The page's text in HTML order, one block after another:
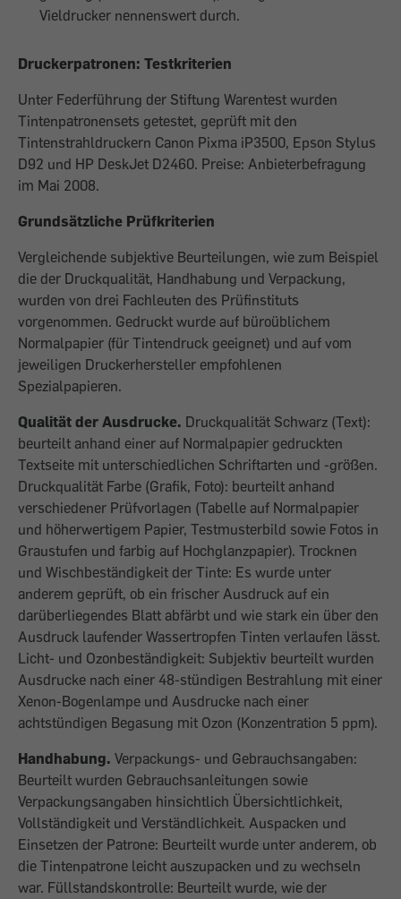
Vieldrucker nennenswert durch.
Druckerpatronen: Testkriterien
Unter Federführung der Stiftung Warentest wurden
Tintenpatronensets getestet, geprüft mit den
Tintenstrahldruckern Canon Pixma iP3500, Epson Stylus
D92 und HP DeskJet D2460. Preise: Anbieterbefragung
im Mai 2008.
Grundsätzliche Prüfkriterien
Vergleichende subjektive Beurteilungen, wie zum Beispiel
die der Druckqualität, Handhabung und Verpackung,
wurden von drei Fachleuten des Prüfinstituts
vorgenommen. Gedruckt wurde auf büroüblichem
Normalpapier (für Tintendruck geeignet) und auf vom
jeweiligen Druckerhersteller empfohlenen
Spezialpapieren.
Qualität der Ausdrucke. Druckqualität Schwarz (Text):
beurteilt anhand einer auf Normalpapier gedruckten
Textseite mit unterschiedlichen Schriftarten und -größen.
Druckqualität Farbe (Grafik, Foto): beurteilt anhand
verschiedener Prüfvorlagen (Tabelle auf Normalpapier
und höherwertigem Papier, Testmusterbild sowie Fotos in
Graustufen und farbig auf Hochglanzpapier). Trocknen
und Wischbeständigkeit der Tinte: Es wurde unter
anderem geprüft, ob ein frischer Ausdruck auf ein
darüberliegendes Blatt abfärbt und wie stark ein über den
Ausdruck laufender Wassertropfen Tinten verlaufen lässt.
Licht- und Ozonbeständigkeit: Subjektiv beurteilt wurden
Ausdrucke nach einer 48-stündigen Bestrahlung mit einer
Xenon-Bogenlampe und Ausdrucke nach einer
achtstündigen Begasung mit Ozon (Konzentration 5 ppm).
Handhabung. Verpackungs- und Gebrauchsangaben:
Beurteilt wurden Gebrauchsanleitungen sowie
Verpackungsangaben hinsichtlich Übersichtlichkeit,
Vollständigkeit und Verständlichkeit. Auspacken und
Einsetzen der Patrone: Beurteilt wurde unter anderem, ob
die Tintenpatrone leicht auszupacken und zu wechseln
war. Füllstandskontrolle: Beurteilt wurde, wie der